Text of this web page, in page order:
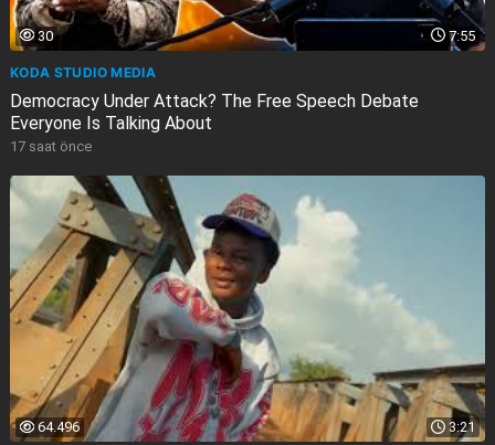
7:55
30
KODA STUDIO MEDIA
Democracy Under Attack? The Free Speech Debate
Everyone Is Talking About
17 saat önce
3:21
64.496